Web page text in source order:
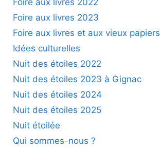
Foire aux livres 2023
Foire aux livres et aux vieux papiers
Idées culturelles
Nuit des étoiles 2022
Nuit des étoiles 2023 à Gignac
Nuit des étoiles 2024
Nuit des étoiles 2025
Nuit étoilée
Qui sommes-nous ?